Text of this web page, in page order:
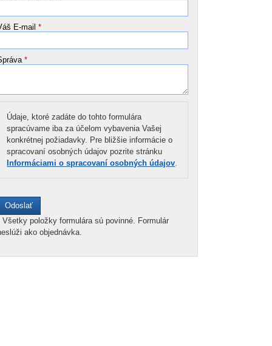
E-mail*
*
Údaje, ktoré zadáte do tohto formulára
spracúvame iba za účelom vybavenia Vašej
konkrétnej požiadavky. Pre bližšie informácie o
spracovaní osobných údajov pozrite stránku
Informáciami o spracovaní osobných údajov
Všetky položky formulára sú povinné. Formulár
ako objednávka.